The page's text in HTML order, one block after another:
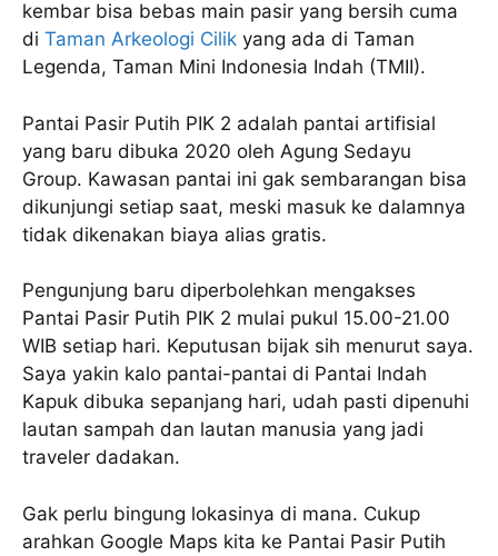
kembar bisa bebas main pasir yang bersih cuma
di Taman Arkeologi Cilik yang ada di Taman
Legenda, Taman Mini Indonesia Indah (TMII).
Pantai Pasir Putih PIK 2 adalah pantai artifisial
yang baru dibuka 2020 oleh Agung Sedayu
Group. Kawasan pantai ini gak sembarangan bisa
dikunjungi setiap saat, meski masuk ke dalamnya
tidak dikenakan biaya alias gratis.
Pengunjung baru diperbolehkan mengakses
Pantai Pasir Putih PIK 2 mulai pukul 15.00-21.00
WIB setiap hari. Keputusan bijak sih menurut saya.
Saya yakin kalo pantai-pantai di Pantai Indah
Kapuk dibuka sepanjang hari, udah pasti dipenuhi
lautan sampah dan lautan manusia yang jadi
traveler dadakan.
Gak perlu bingung lokasinya di mana. Cukup
arahkan Google Maps kita ke Pantai Pasir Putih